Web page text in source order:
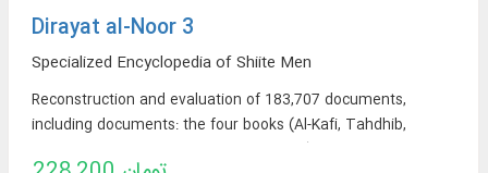
Dirayat al-Noor 3
Specialized Encyclopedia of Shiite Men
Reconstruction and evaluation of 183,707 documents,
including documents: the four books (Al-Kafi, Tahdhib,